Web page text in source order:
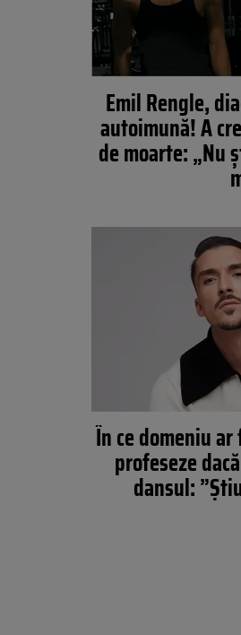
Emil Rengle,
autoimună! A
de moarte: „Nu
În ce domeniu
profeseze
dansul: